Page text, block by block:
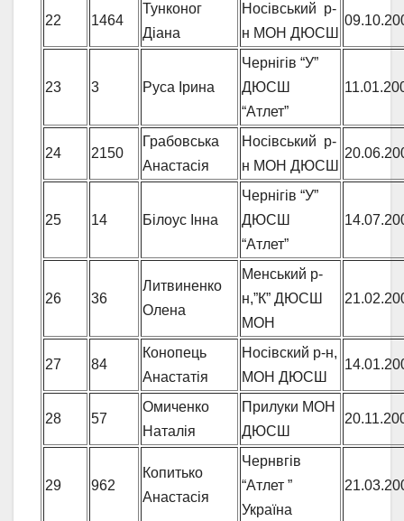
22 1464
Тунконог
Діана
Носівський р-
н МОН ДЮСШ
23 3 Руса Ірина
Чернігів “У”
ДЮСШ
“Атлет”
24 2150
Грабовська
Анастасія
Носівський р-
н МОН ДЮСШ
25 14 Білоус Інна
Чернігів “У”
ДЮСШ
“Атлет”
26 36
Литвиненко
Олена
Менський р-
н,”К” ДЮСШ
МОН
27 84
Конопець
Анастатія
Носівский р-н,
МОН ДЮСШ
28 57
Омиченко
Наталія
Прилуки МОН
ДЮСШ
29 962
Копитько
Анастасія
Чернвгів
“Атлет ”
Україна